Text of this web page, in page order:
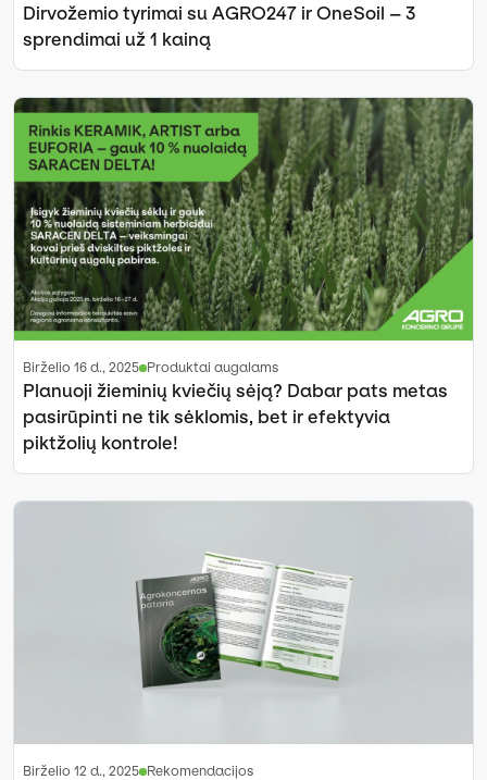
Dirvožemio tyrimai su AGRO247 ir OneSoil – 3
sprendimai už 1 kainą
birželio 16 d., 2025 Produktai augalams
Planuoji žieminių kviečių sėją? Dabar pats metas
pasirūpinti ne tik sėklomis, bet ir efektyvia
piktžolių kontrole!
birželio 12 d., 2025 Rekomendacijos